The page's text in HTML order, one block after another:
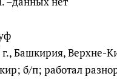
г., Башкирия, Верхне-
б/п; работал